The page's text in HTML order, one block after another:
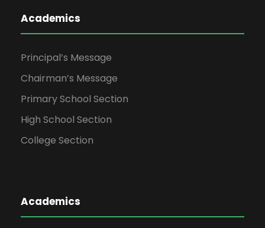
Academics
Principal’s Message
Chairman’s Message
Primary School Section
High School Section
College Section
Academics